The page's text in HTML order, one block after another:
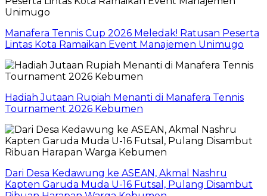
Manafera Tennis Cup 2026 Meledak! Ratusan Peserta
Lintas Kota Ramaikan Event Manajemen Unimugo
Hadiah Jutaan Rupiah Menanti di Manafera Tennis
Tournament 2026 Kebumen
Dari Desa Kedawung ke ASEAN, Akmal Nashru
Kapten Garuda Muda U-16 Futsal, Pulang Disambut